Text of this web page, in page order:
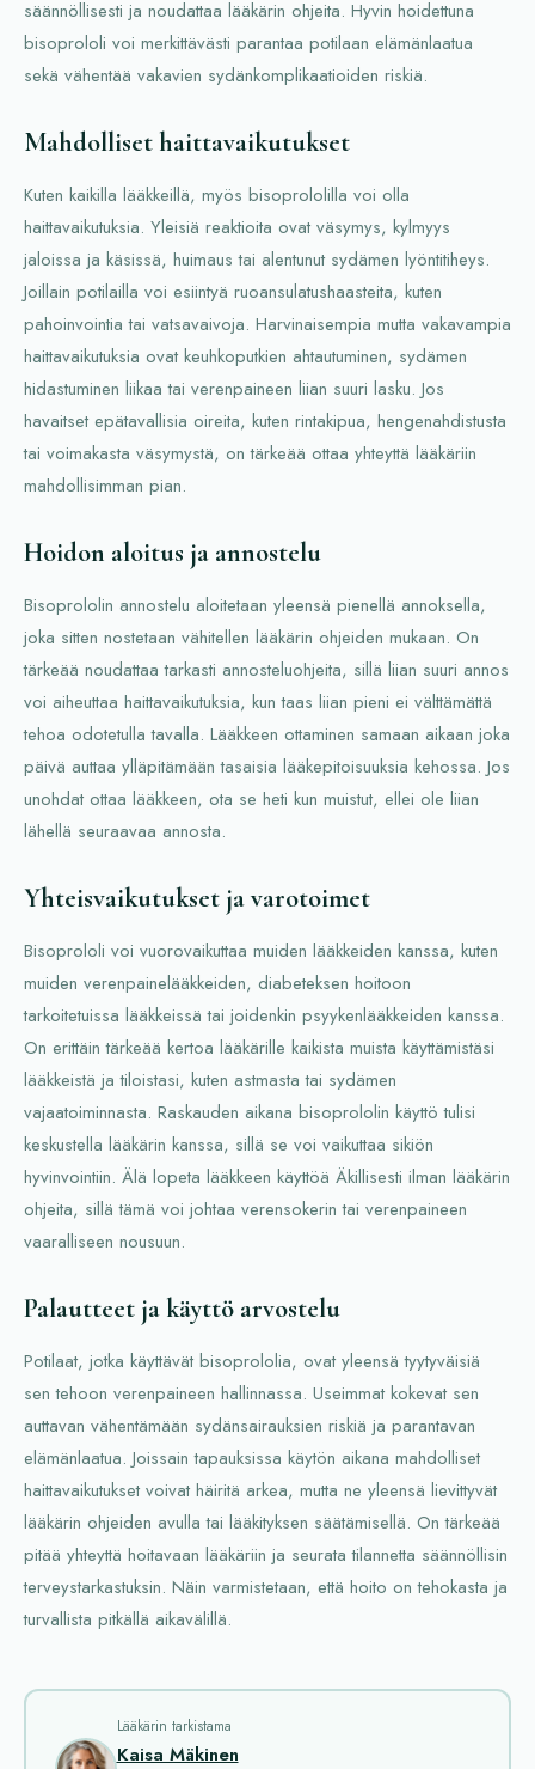
säännöllisesti ja noudattaa lääkärin ohjeita. Hyvin hoidettuna
bisoprololi voi merkittävästi parantaa potilaan elämänlaatua
sekä vähentää vakavien sydänkomplikaatioiden riskiä.
Mahdolliset haittavaikutukset
Kuten kaikilla lääkkeillä, myös bisoprololilla voi olla
haittavaikutuksia. Yleisiä reaktioita ovat väsymys, kylmyys
jaloissa ja käsissä, huimaus tai alentunut sydämen lyöntitiheys.
Joillain potilailla voi esiintyä ruoansulatushaasteita, kuten
pahoinvointia tai vatsavaivoja. Harvinaisempia mutta vakavampia
haittavaikutuksia ovat keuhkoputkien ahtautuminen, sydämen
hidastuminen liikaa tai verenpaineen liian suuri lasku. Jos
havaitset epätavallisia oireita, kuten rintakipua, hengenahdistusta
tai voimakasta väsymystä, on tärkeää ottaa yhteyttä lääkäriin
mahdollisimman pian.
Hoidon aloitus ja annostelu
Bisoprololin annostelu aloitetaan yleensä pienellä annoksella,
joka sitten nostetaan vähitellen lääkärin ohjeiden mukaan. On
tärkeää noudattaa tarkasti annosteluohjeita, sillä liian suuri annos
voi aiheuttaa haittavaikutuksia, kun taas liian pieni ei välttämättä
tehoa odotetulla tavalla. Lääkkeen ottaminen samaan aikaan joka
päivä auttaa ylläpitämään tasaisia lääkepitoisuuksia kehossa. Jos
unohdat ottaa lääkkeen, ota se heti kun muistut, ellei ole liian
lähellä seuraavaa annosta.
Yhteisvaikutukset ja varotoimet
Bisoprololi voi vuorovaikuttaa muiden lääkkeiden kanssa, kuten
muiden verenpainelääkkeiden, diabeteksen hoitoon
tarkoitetuissa lääkkeissä tai joidenkin psyykenlääkkeiden kanssa.
On erittäin tärkeää kertoa lääkärille kaikista muista käyttämistäsi
lääkkeistä ja tiloistasi, kuten astmasta tai sydämen
vajaatoiminnasta. Raskauden aikana bisoprololin käyttö tulisi
keskustella lääkärin kanssa, sillä se voi vaikuttaa sikiön
hyvinvointiin. Älä lopeta lääkkeen käyttöä Äkillisesti ilman lääkärin
ohjeita, sillä tämä voi johtaa verensokerin tai verenpaineen
vaaralliseen nousuun.
Palautteet ja käyttö arvostelu
Potilaat, jotka käyttävät bisoprololia, ovat yleensä tyytyväisiä
sen tehoon verenpaineen hallinnassa. Useimmat kokevat sen
auttavan vähentämään sydänsairauksien riskiä ja parantavan
elämänlaatua. Joissain tapauksissa käytön aikana mahdolliset
haittavaikutukset voivat häiritä arkea, mutta ne yleensä lievittyvät
lääkärin ohjeiden avulla tai lääkityksen säätämisellä. On tärkeää
pitää yhteyttä hoitavaan lääkäriin ja seurata tilannetta säännöllisin
terveystarkastuksin. Näin varmistetaan, että hoito on tehokasta ja
turvallista pitkällä aikavälillä.
Lääkärin tarkistama
Kaisa Mäkinen